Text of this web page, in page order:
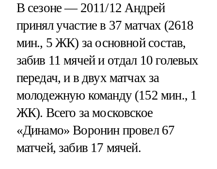
В сезоне — 2011/12 Андрей
принял участие в 37 матчах (2618
мин., 5 ЖК) за основной состав,
забив 11 мячей и отдал 10 голевых
передач, и в двух матчах за
молодежную команду (152 мин., 1
ЖК). Всего за московское
«Динамо» Воронин провел 67
матчей, забив 17 мячей.